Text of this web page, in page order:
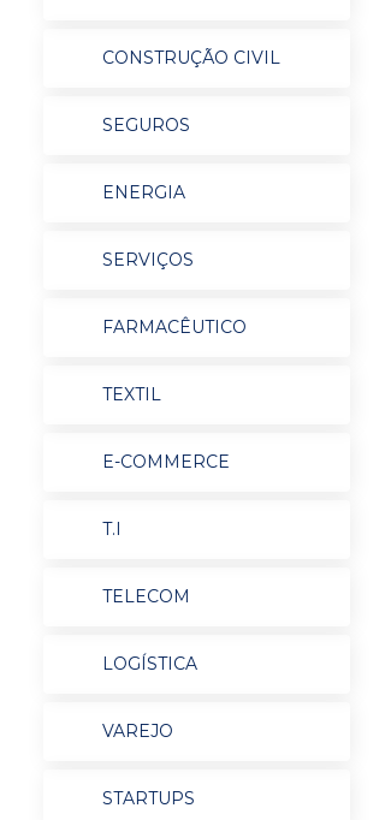
CONSTRUÇÃO CIVIL
SEGUROS
ENERGIA
SERVIÇOS
FARMACÊUTICO
TEXTIL
E-COMMERCE
T.I
TELECOM
LOGÍSTICA
VAREJO
STARTUPS